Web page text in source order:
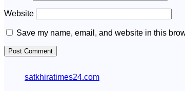
Website
Save my name, email, and website in this
satkhiratimes24.com